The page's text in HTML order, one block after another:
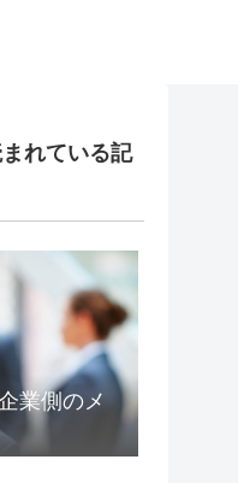
れている記
業側のメ